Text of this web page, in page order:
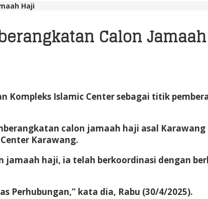
Haji
Calon
Kompleks Islamic Center sebagai titik
calon jamaah haji asal
Karawang.
haji, ia telah berkoordinasi dengan
Perhubungan,” kata dia, Rabu (30/4/2025).